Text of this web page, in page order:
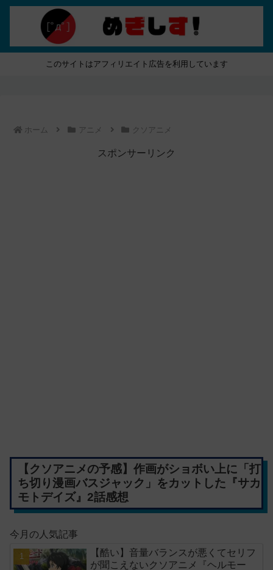
このサイトはアフィリエイト広告を利用しています
ホーム アニメ クソアニメ
スポンサーリンク
【クソアニメの予感】作画がショボい上に「打
ち切り漫画バスジャック」をカットした『サカ
モトデイズ』2話感想
今月の人気記事
【酷い】音量バランスが悪くてセリフ
が聞こえないクソアニメ『ヘルモー